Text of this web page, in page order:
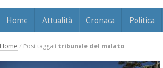
Home Attualità Cronaca Politica
Home / Post taggati tribunale del malato